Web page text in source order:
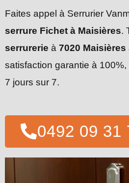
Faites appel à Serrurier
serrure Fichet à Maisières.
serrurerie à 7020 Maisières
satisfaction garantie à
7 jours sur 7.
0492 09 31